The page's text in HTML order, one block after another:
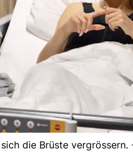
die Brüste vergrössern.